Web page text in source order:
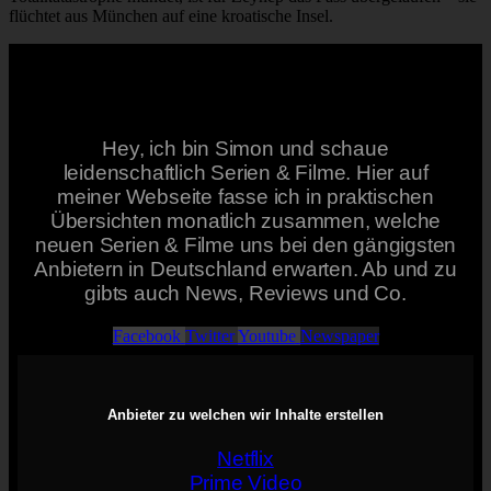
flüchtet aus München auf eine kroatische Insel.
Hey, ich bin Simon und schaue
leidenschaftlich Serien & Filme. Hier auf
meiner Webseite fasse ich in praktischen
Übersichten monatlich zusammen, welche
neuen Serien & Filme uns bei den gängigsten
Anbietern in Deutschland erwarten. Ab und zu
gibts auch News, Reviews und Co.
Facebook Twitter Youtube Newspaper
Anbieter zu welchen wir Inhalte erstellen
Netflix
Prime Video